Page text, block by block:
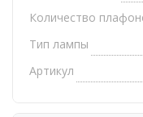
Количество
Тип лампы
Артикул